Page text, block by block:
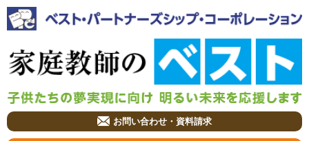
お問い合わせ・資料請求